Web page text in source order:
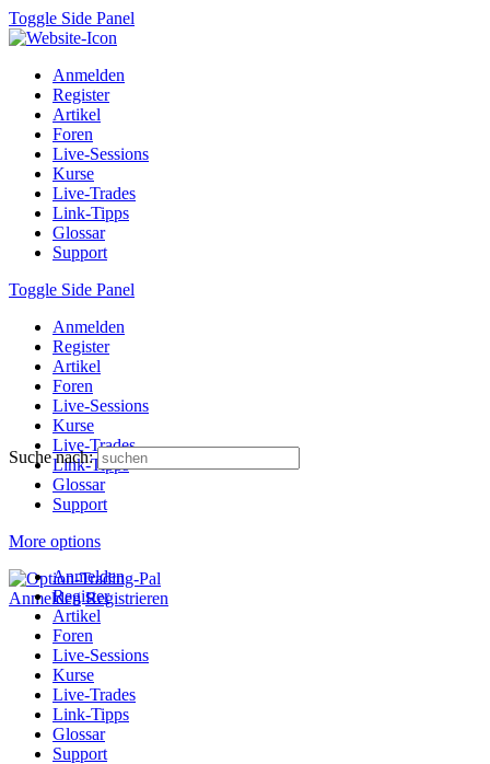
Toggle Side Panel
Anmelden
Register
Artikel
Foren
Live-Sessions
Kurse
Live-Trades
Link-Tipps
Glossar
Support
Toggle Side Panel
Anmelden
Register
Artikel
Foren
Live-Sessions
Kurse
Live-Trades
Link-Tipps
Glossar
Support
More options
Anmelden Registrieren
Suche nach:
Anmelden
Register
Artikel
Foren
Live-Sessions
Kurse
Live-Trades
Link-Tipps
Glossar
Support